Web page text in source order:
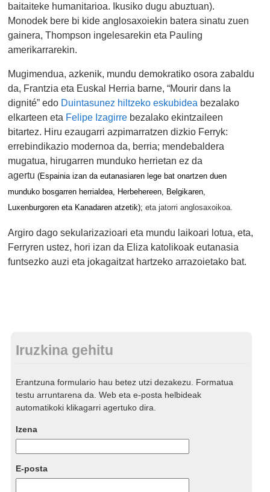
baitaiteke humanitarioa. Ikusiko dugu abuztuan).
Monodek bere bi kide anglosaxoiekin batera sinatu zuen
gainera, Thompson ingelesarekin eta Pauling
amerikarrarekin.
Mugimendua, azkenik, mundu demokratiko osora zabaldu
da, Frantzia eta Euskal Herria barne, “Mourir dans la
dignité” edo Duintasunez hiltzeko eskubidea bezalako
elkarteen eta Felipe Izagirre bezalako ekintzaileen
bitartez. Hiru ezaugarri azpimarratzen dizkio Ferryk:
errebindikazio modernoa da, berria; mendebaldera
mugatua, hirugarren munduko herrietan ez da
agertu(Espainia izan da eutanasiaren lege bat onartzen duen
munduko bosgarren herrialdea, Herbehereen, Belgikaren,
Luxenburgoren eta Kanadaren atzetik); eta jatorri anglosaxoikoa.
Argiro dago sekularizazioari eta mundu laikoari lotua, eta,
Ferryren ustez, hori izan da Eliza katolikoak eutanasia
funtsezko auzi eta jokagaitzat hartzeko arrazoietako bat.
Iruzkina gehitu
Erantzuna formulario hau betez utzi dezakezu. Formatua
testu arruntarena da. Web eta e-posta helbideak
automatikoki klikagarri agertuko dira.
Izena
E-posta